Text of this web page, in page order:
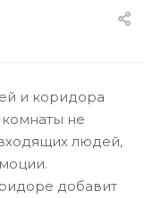
и коридора
не
людей,
добавит